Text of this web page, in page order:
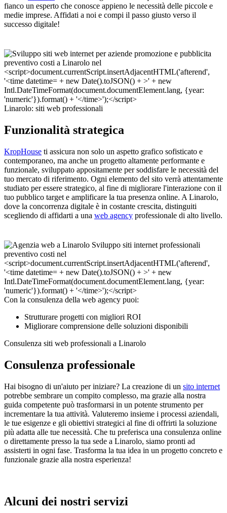
fianco un esperto che conosce appieno le necessità delle piccole e
medie imprese. Affidati a noi e compi il passo giusto verso il
successo digitale!
Linarolo: siti web professionali
Funzionalità strategica
KropHouse ti assicura non solo un aspetto grafico sofisticato e
contemporaneo, ma anche un progetto altamente performante e
funzionale, sviluppato appositamente per soddisfare le necessità del
tuo mercato di riferimento. Ogni elemento del sito verrà attentamente
studiato per essere strategico, al fine di migliorare l'interazione con il
tuo pubblico target e amplificare la tua presenza online. A Linarolo,
dove la concorrenza digitale è in costante crescita, distinguiti
scegliendo di affidarti a una web agency professionale di alto livello.
Con la consulenza della web agency puoi:
Strutturare progetti con migliori ROI
Migliorare comprensione delle soluzioni disponibili
Consulenza siti web professionali a Linarolo
Consulenza professionale
Hai bisogno di un'aiuto per iniziare? La creazione di un sito internet
potrebbe sembrare un compito complesso, ma grazie alla nostra
guida competente può trasformarsi in un potente strumento per
incrementare la tua attività. Valuteremo insieme i processi aziendali,
le tue esigenze e gli obiettivi strategici al fine di offrirti la soluzione
più adatta alle tue necessità. Che tu preferisca una consulenza online
o direttamente presso la tua sede a Linarolo, siamo pronti ad
assisterti in ogni fase. Trasforma la tua idea in un progetto concreto e
funzionale grazie alla nostra esperienza!
Alcuni dei nostri servizi